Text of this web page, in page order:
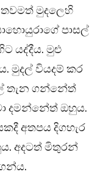
තවමත් මුදලෙහි
පාසල්
යද්දීය. මුළු
මුදල් වියදම් කර
තැන ගන්නේත්
දමන්නේත් ඔහුය.
අතපය දිගහැර
අදටත් මිතුරන්